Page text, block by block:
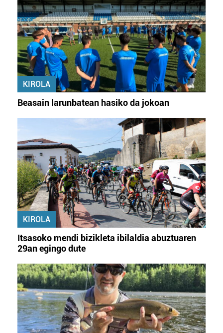
KIROLA
Beasain larunbatean hasiko da jokoan
KIROLA
Itsasoko mendi bizikleta ibilaldia abuztuaren
29an egingo dute